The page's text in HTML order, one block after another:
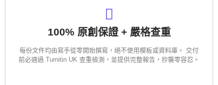
100% 原創保證 + 嚴格查重
每份文件均由寫手從零開始撰寫，絕不使用模板或資料庫。 交付
前必通過 Turnitin UK 查重檢測，並提供完整報告，抄襲零容忍。